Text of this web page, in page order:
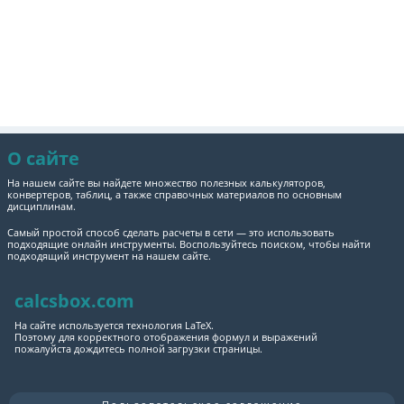
О сайте
На нашем сайте вы найдете множество полезных калькуляторов,
конвертеров, таблиц, а также справочных материалов по основным
дисциплинам.
Самый простой способ сделать расчеты в сети — это использовать
подходящие онлайн инструменты. Воспользуйтесь поиском, чтобы найти
подходящий инструмент на нашем сайте.
calcsbox.com
На сайте используется технология LaTeX.
Поэтому для корректного отображения формул и выражений
пожалуйста дождитесь полной загрузки страницы.